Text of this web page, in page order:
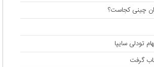
چینی کجاست؟
گرفت